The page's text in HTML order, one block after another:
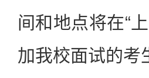
间和地点将在“
加我校面试的考